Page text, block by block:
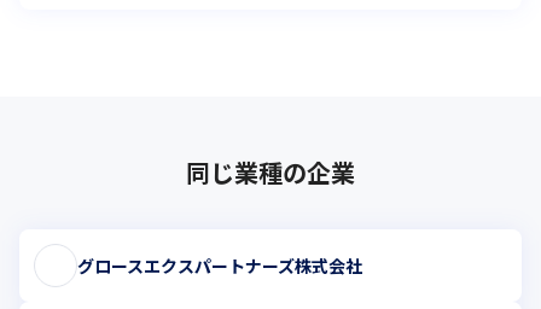
同じ業種の企業
グロースエクスパートナーズ株式会社